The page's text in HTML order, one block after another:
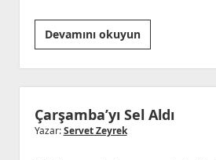
Devamını okuyunAğlamak
güzeldir,
süzülürken
yaşlar
gözünden…
Çarşamba’yı Sel Aldı
Yazar:Servet Zeyrek